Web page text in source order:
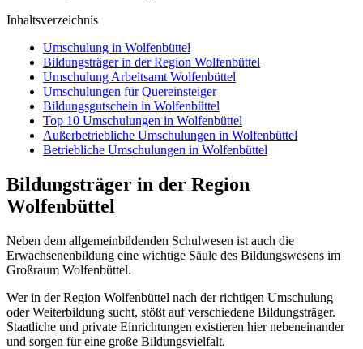
Inhaltsverzeichnis
Umschulung in Wolfenbüttel
Bildungsträger in der Region Wolfenbüttel
Umschulung Arbeitsamt Wolfenbüttel
Umschulungen für Quereinsteiger
Bildungsgutschein in Wolfenbüttel
Top 10 Umschulungen in Wolfenbüttel
Außerbetriebliche Umschulungen in Wolfenbüttel
Betriebliche Umschulungen in Wolfenbüttel
Bildungsträger in der Region
Wolfenbüttel
Neben dem allgemeinbildenden Schulwesen ist auch die
Erwachsenenbildung eine wichtige Säule des Bildungswesens im
Großraum Wolfenbüttel.
Wer in der Region Wolfenbüttel nach der richtigen Umschulung
oder Weiterbildung sucht, stößt auf verschiedene Bildungsträger.
Staatliche und private Einrichtungen existieren hier nebeneinander
und sorgen für eine große Bildungsvielfalt.